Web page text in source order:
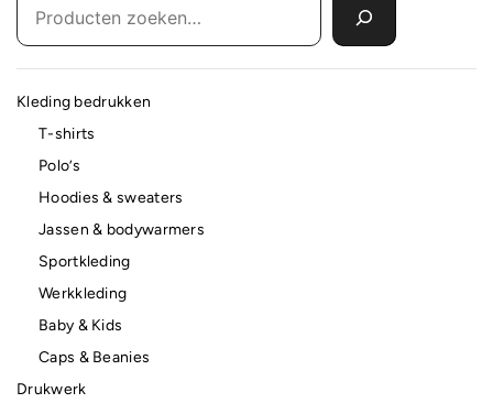
Kleding bedrukken
T-shirts
Polo’s
Hoodies & sweaters
Jassen & bodywarmers
Sportkleding
Werkkleding
Baby & Kids
Caps & Beanies
Drukwerk